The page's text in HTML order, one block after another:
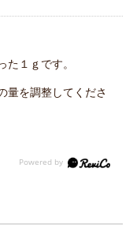
た１ｇです。
量を調整してくださ